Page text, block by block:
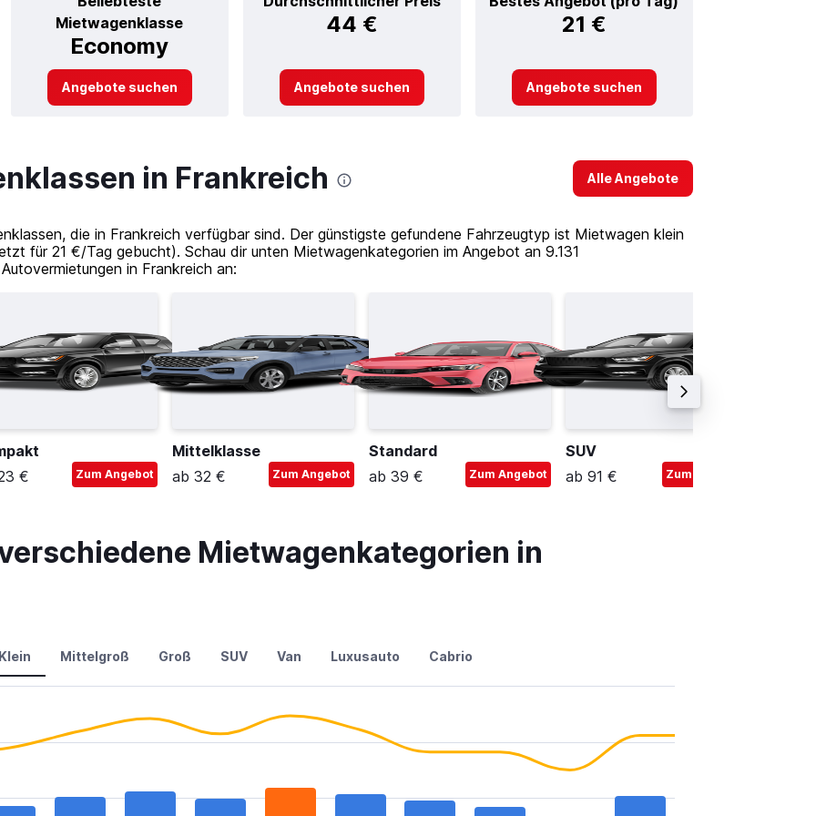
Mietwagenklasse
Economy
44 € 21 €
Angebote suchen Angebote suchen Angebote suchen
in Frankreich Alle Angebote
die in Frankreich verfügbar sind. Der günstigste gefundene Fahrzeugtyp ist Mietwagen klein
für 21 €/Tag gebucht). Schau dir unten Mietwagenkategorien im Angebot an 9.131
in Frankreich an:
€
Zum Angebot
Mittelklasse
ab 32 €
Zum Angebot
Standard
ab 39 €
Zum Angebot
SUV
ab 91 €
Zum Angebot
Mietwagenkategorien in
Klein Mittelgroß Groß SUV Van Luxusauto Cabrio